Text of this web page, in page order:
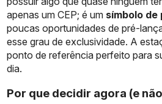
apenas um CEP; é um símbolo
poucas oportunidades de pré-
esse grau de exclusividade. A
ponto de referência perfeito para
dia.
Por que decidir agora (e